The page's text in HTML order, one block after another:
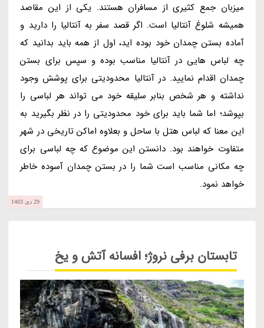
میزبان جمع کثیری از مسافران هستند. یکی از این مقاصد
همیشه شلوغ آنتالیا است. اگر قصد سفر به آنتالیا را دارید و
آماده بستن چمدان خود بوده اید، اول از همه باید بدانید که
چه لباس هایی در آنتالیا مناسب بوده و سپس برای بستن
چمدان اقدام نمایید. در آنتالیا محدودیتی برای پوشش وجود
نداشته و هر شخص بنابر سلیقه خود می تواند هر لباسی را
بپوشد؛ اما شما باید برای خود محدودیتی را در نظر بگیرید به
این معنا که لباس هتل با ساحل و بعلاوه اماکن تاریخی در شهر
متفاوت خواهند بود. دانستن این موضوع که چه لباسی برای
چه مکانی مناسب است شما را در بستن چمدان آسوده خاطر
خواهد نمود.
29 دی 1403
تابستان برفی نروژ؛ افسانه آتش و یخ